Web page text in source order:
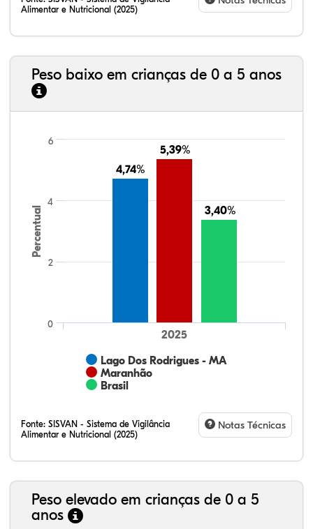
Alimentar e Nutricional (2025)
Peso baixo em crianças de 0 a 5 anos
Percentual
4,74%
4,74%
5,39%
5,39%
3,40%
3,40%
Lago Dos Rodrigues - MA
Maranhão
Brasil
2025
0
2
4
6
Fonte: SISVAN - Sistema de Vigilância
Alimentar e Nutricional (2025)
Notas Técnicas
Peso elevado em crianças de 0 a 5
anos